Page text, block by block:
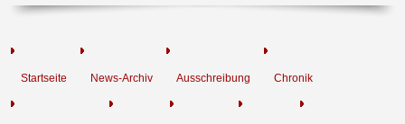
Startseite News-Archiv Ausschreibung Chronik